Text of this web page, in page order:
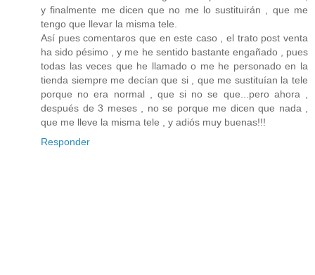
y finalmente me dicen que no me lo sustituirán , que me
tengo que llevar la misma tele.
Así pues comentaros que en este caso , el trato post venta
ha sido pésimo , y me he sentido bastante engañado , pues
todas las veces que he llamado o me he personado en la
tienda siempre me decían que si , que me sustituían la tele
porque no era normal , que si no se que...pero ahora ,
después de 3 meses , no se porque me dicen que nada ,
que me lleve la misma tele , y adiós muy buenas!!!
Responder